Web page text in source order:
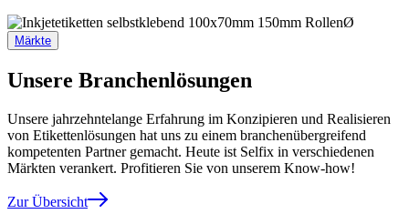
Märkte
Unsere Branchenlösungen
Unsere jahrzehntelange Erfahrung im Konzipieren und Realisieren
von Etikettenlösungen hat uns zu einem branchenübergreifend
kompetenten Partner gemacht. Heute ist Selfix in verschiedenen
Märkten verankert. Profitieren Sie von unserem Know-how!
Zur Übersicht